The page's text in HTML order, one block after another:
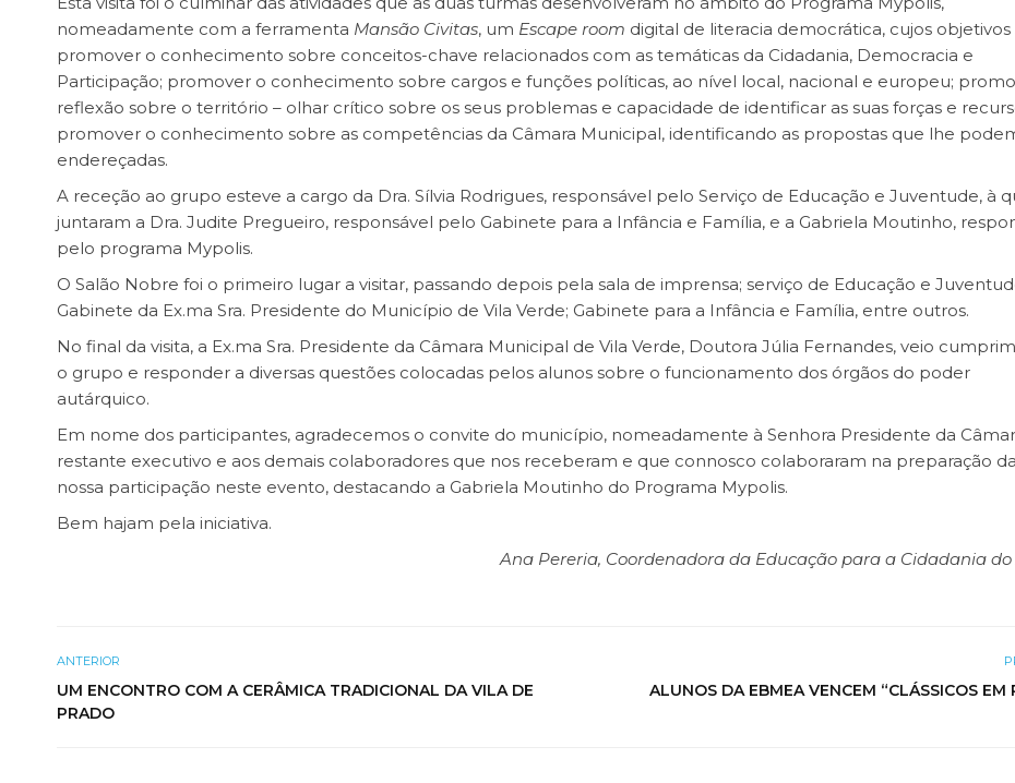
nomeadamente com a ferramenta Mansão Civitas, um Escape room digital de literacia democrática, cujos objetivos
promover o conhecimento sobre conceitos-chave relacionados com as temáticas da Cidadania, Democracia e
Participação; promover o conhecimento sobre cargos e funções políticas, ao nível local, nacional e europeu;
reflexão sobre o território – olhar crítico sobre os seus problemas e capacidade de identificar as suas forças e
promover o conhecimento sobre as competências da Câmara Municipal, identificando as propostas que lhe
endereçadas.
A receção ao grupo esteve a cargo da Dra. Sílvia Rodrigues, responsável pelo Serviço de Educação e Juventude, à
juntaram a Dra. Judite Pregueiro, responsável pelo Gabinete para a Infância e Família, e a Gabriela Moutinho,
pelo programa Mypolis.
O Salão Nobre foi o primeiro lugar a visitar, passando depois pela sala de imprensa; serviço de Educação e
Gabinete da Ex.ma Sra. Presidente do Município de Vila Verde; Gabinete para a Infância e Família, entre outros.
No final da visita, a Ex.ma Sra. Presidente da Câmara Municipal de Vila Verde, Doutora Júlia Fernandes, veio
o grupo e responder a diversas questões colocadas pelos alunos sobre o funcionamento dos órgãos do poder
autárquico.
Em nome dos participantes, agradecemos o convite do município, nomeadamente à Senhora Presidente da
restante executivo e aos demais colaboradores que nos receberam e que connosco colaboraram na preparação da
nossa participação neste evento, destacando a Gabriela Moutinho do Programa Mypolis.
Bem hajam pela iniciativa.
Ana Pereria, Coordenadora da Educação para a Cidadania do
ANTERIOR
UM ENCONTRO COM A CERÂMICA TRADICIONAL DA VILA DE
PRADO
ALUNOS DA EBMEA VENCEM “CLÁSSICOS EM